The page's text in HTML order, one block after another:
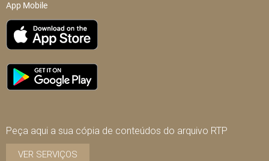
App Mobile
Peça aqui a sua cópia de conteúdos do arquivo RTP
VER SERVIÇOS